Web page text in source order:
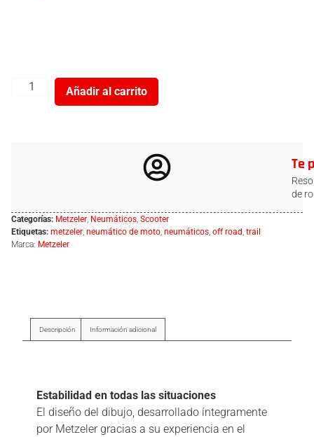
Añadir al carrito
Te
de
Categorías: Metzeler, Neumáticos, Scooter
Etiquetas: metzeler, neumático de moto, neumáticos, off road , trail
Marca: Metzeler
Descripción Información adicional
Estabilidad en todas las situaciones
El diseño del dibujo, desarrollado íntegramente
por Metzeler gracias a su experiencia en el